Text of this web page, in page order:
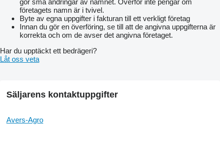
företagets namn är i tvivel.
Byte av egna uppgifter i fakturan till ett verkligt företag
Innan du gör en överföring, se till att de angivna uppgifterna är
korrekta och om de avser det angivna företaget.
Har du upptäckt ett bedrägeri?
Låt oss veta
Säljarens kontaktuppgifter
Avers-Agro